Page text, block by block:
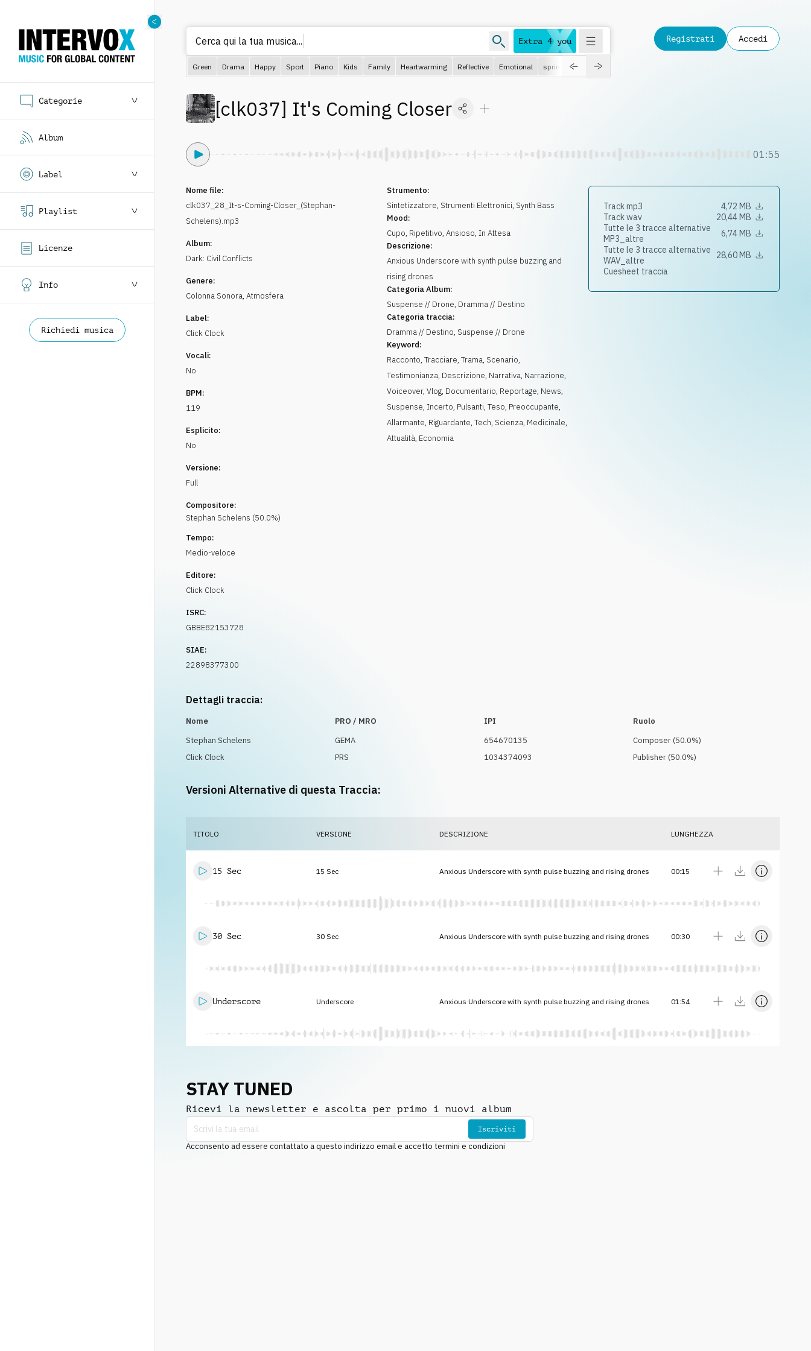
Categorie
Album
Label
Playlist
Licenze
Info
Richiedi musica
Extra 4 you
Cerca qui la tua musica.
Green Drama Happy Sport Piano Kids Family Heartwarming Reflective Emotional spring
Registrati Accedi
[clk037] It's Coming Closer
01:55
Nome file:
clk037_28_It-s-Coming-Closer_(Stephan-
Schelens).mp3
Album:
Dark: Civil Conflicts
Genere:
Colonna Sonora, Atmosfera
Label:
Click Clock
Vocali:
No
BPM:
119
Esplicito:
No
Versione:
Full
Compositore:
Stephan Schelens (50.0%)
Tempo:
Medio-veloce
Editore:
Click Clock
ISRC:
GBBE82153728
SIAE:
22898377300
Strumento:
Sintetizzatore, Strumenti Elettronici, Synth Bass
Mood:
Cupo, Ripetitivo,Ansioso,In Attesa
Descrizione:
Anxious Underscore with synth pulse buzzing and
rising drones
Categoria Album:
Suspense // Drone, Dramma // Destino
Categoria traccia:
Dramma // Destino, Suspense // Drone
Keyword:
Racconto,Tracciare,Trama, Scenario,
Testimonianza, Descrizione, Narrativa, Narrazione,
Voiceover,Vlog, Documentario, Reportage, News,
Suspense,Incerto, Pulsanti,Teso, Preoccupante,
Allarmante, Riguardante,Tech, Scienza, Medicinale,
Attualità, Economia
Track mp3
4,72 MB
Track wav
20,44 MB
Tutte le 3 tracce alternative
MP3_altre
6,74 MB
Tutte le 3 tracce alternative
WAV_altre
28,60 MB
Cuesheet traccia
Dettagli traccia:
Nome PRO / MRO IPI
Ruolo
Stephan Schelens
GEMA 654670135 Composer(50.0%)
Click Clock
PRS 1034374093 Publisher(50.0%)
Versioni Alternative di questa Traccia:
TITOLO VERSIONE DESCRIZIONE LUNGHEZZA
15 Sec 15 Sec Anxious Underscore with synth pulse buzzing and rising drones 00:15
30 Sec 30 Sec Anxious Underscore with synth pulse buzzing and rising drones 00:30
Underscore Underscore Anxious Underscore with synth pulse buzzing and rising drones 01:54
STAY TUNED
Ricevi la newsletter e ascolta per primo i nuovi album
Iscriviti
Acconsento ad essere contattato a questo indirizzo email e accetto termini e condizioni